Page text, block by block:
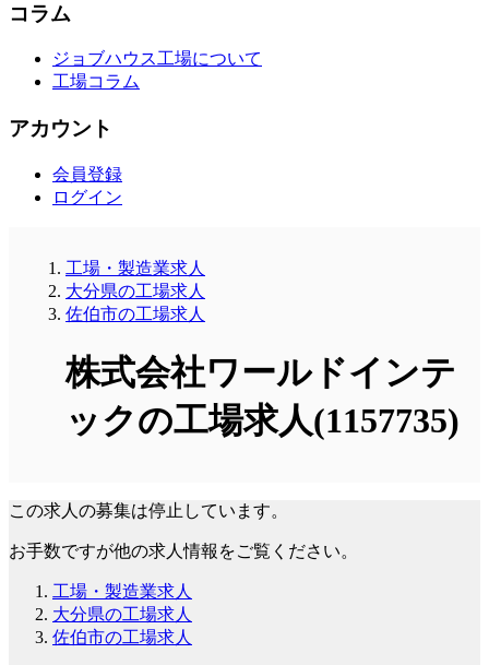
コラム
ジョブハウス工場について
工場コラム
アカウント
会員登録
ログイン
工場・製造業求人
大分県の工場求人
佐伯市の工場求人
株式会社ワールドインテ
ックの工場求人(1157735)
この求人の募集は停止しています。
お手数ですが他の求人情報をご覧ください。
工場・製造業求人
大分県の工場求人
佐伯市の工場求人